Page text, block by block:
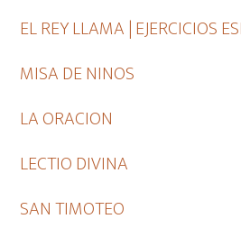
EL REY LLAMA | EJERCICIOS
MISA DE NINOS
LA ORACION
LECTIO DIVINA
SAN TIMOTEO